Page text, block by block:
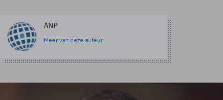
ANP
Meer van deze auteur